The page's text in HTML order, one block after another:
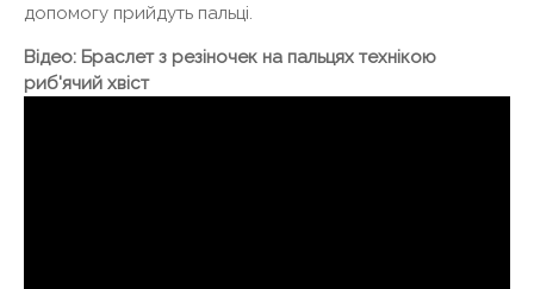
допомогу прийдуть пальці.
Відео: Браслет з резіночек на пальцях технікою
риб'ячий хвіст